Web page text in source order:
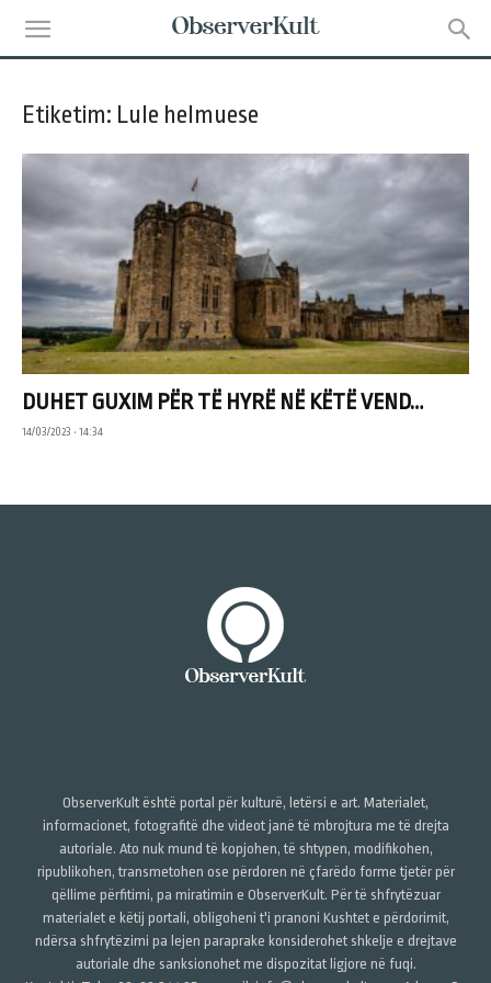
Etiketim: Lule helmuese
DUHET GUXIM PËR TË HYRË NË KËTË VEND…
14/03/2023 • 14:34
ObserverKult është portal për kulturë, letërsi e art. Materialet,
informacionet, fotografitë dhe videot janë të mbrojtura me të drejta
autoriale. Ato nuk mund të kopjohen, të shtypen, modifikohen,
ripublikohen, transmetohen ose përdoren në çfarëdo forme tjetër për
qëllime përfitimi, pa miratimin e ObserverKult. Për të shfrytëzuar
materialet e këtij portali, obligoheni t'i pranoni Kushtet e përdorimit,
ndërsa shfrytëzimi pa lejen paraprake konsiderohet shkelje e drejtave
autoriale dhe sanksionohet me dispozitat ligjore në fuqi.